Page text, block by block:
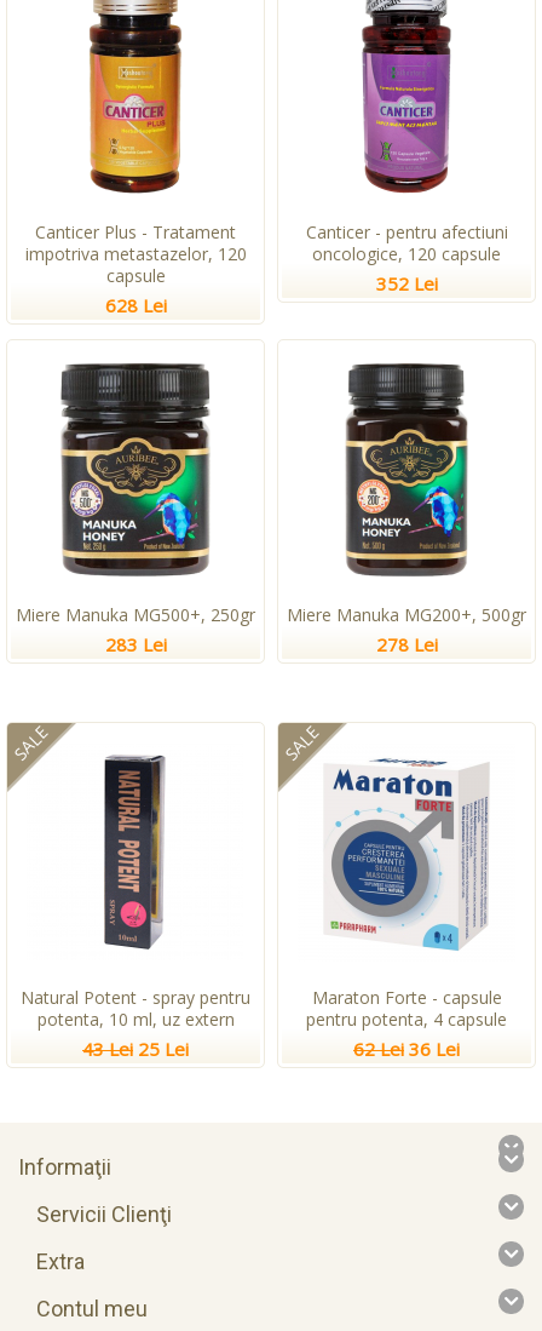
Canticer Plus - Tratament
impotriva metastazelor, 120
capsule
628 Lei
Canticer - pentru afectiuni
oncologice, 120 capsule
352 Lei
Miere Manuka MG500+, 250gr
283 Lei
Miere Manuka MG200+, 500gr
278 Lei
SALE
Natural Potent - spray pentru
potenta, 10 ml, uz extern
43 Lei 25 Lei
SALE
Maraton Forte - capsule
pentru potenta, 4 capsule
62 Lei 36 Lei
Informaţii
Servicii Clienţi
Extra
Contul meu